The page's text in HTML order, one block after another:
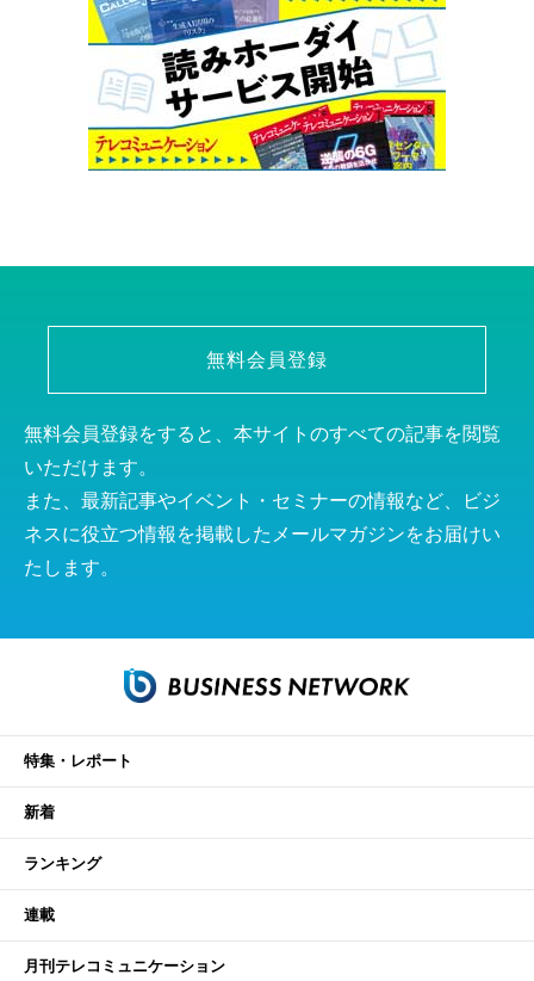
無料会員登録
無料会員登録をすると、本サイトのすべての記事を閲覧
いただけます。
また、最新記事やイベント・セミナーの情報など、ビジ
ネスに役立つ情報を掲載したメールマガジンをお届けい
たします。
特集・レポート
新着
ランキング
連載
月刊テレコミュニケーション